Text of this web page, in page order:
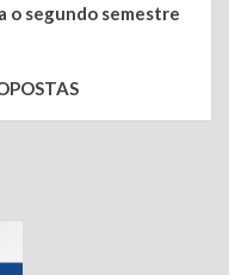
o segundo semestre